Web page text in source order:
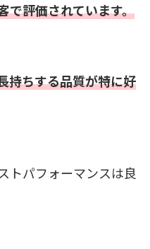
で評価されています。
持ちする品質が特に好
トパフォーマンスは良